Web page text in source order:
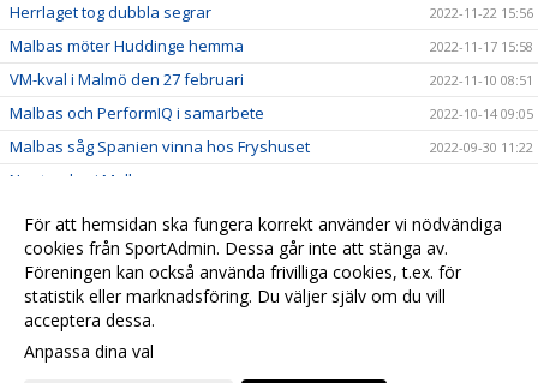
Herrlaget tog dubbla segrar 2022-11-22 15:56
Malbas möter Huddinge hemma 2022-11-17 15:58
VM-kval i Malmö den 27 februari 2022-11-10 08:51
Malbas och PerformIQ i samarbete 2022-10-14 09:05
Malbas såg Spanien vinna hos Fryshuset 2022-09-30 11:22
Ny styrelse i Malbas
Scandic ny partner till Malbas
2022-09-23 11:19
Lorem ipsum 2020-12-11 15:11
För att hemsidan ska fungera korrekt använder vi nödvändiga
cookies från SportAdmin. Dessa går inte att stänga av.
Föreningen kan också använda frivilliga cookies, t.ex. för
statistik eller marknadsföring. Du väljer själv om du vill
acceptera dessa.
Anpassa dina val